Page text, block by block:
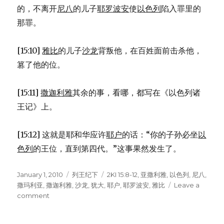
的，不离开尼八的儿子耶罗波安使以色列陷入罪里的
那罪。
[15:10]雅比的儿子沙龙背叛他，在百姓面前击杀他，
篡了他的位。
[15:11]撒迦利雅其余的事，看哪，都写在《以色列诸
王记》上。
[15:12] 这就是耶和华应许耶户的话：“你的子孙必坐以
色列的王位，直到第四代。”这事果然发生了。
Posted
on
January 1, 2010 Categories
列王纪下 Tags
2KI 15:8-12 亚撒利雅 以色列 尼八
撒玛利亚 ,撒迦利雅 ,沙龙 ,犹大 ,耶户 ,耶罗波安 雅比
Leave a
comment